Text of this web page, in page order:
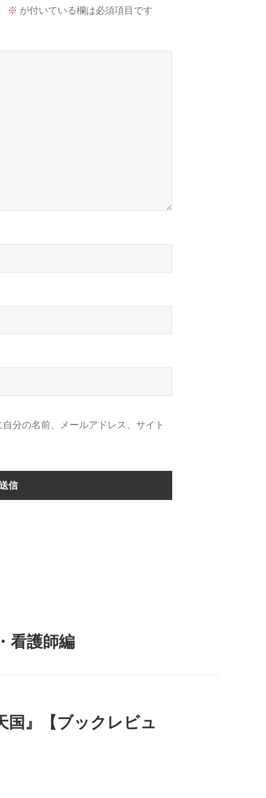
※ が付いている欄は必須項目です
分の名前、メールアドレス、サイト
看護師編
国』【ブックレビュ